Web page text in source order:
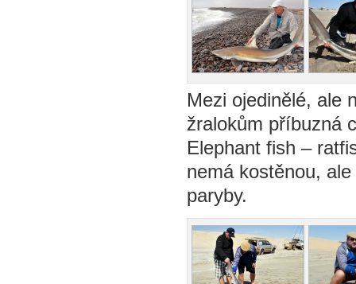
Mezi ojedinělé, ale
žralokům příbuzná
Elephant fish –
nemá kostěnou,
paryby.